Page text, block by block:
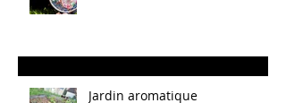
Jardin aromatique